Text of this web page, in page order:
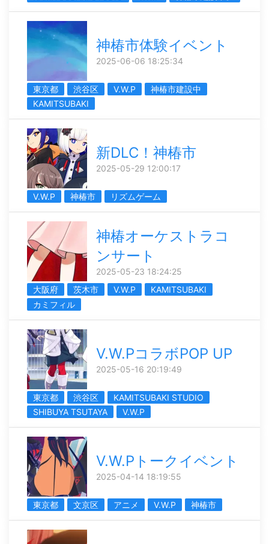
神椿市体験イベント
2025-06-06 18:25:34
東京都 渋谷区 V.W.P
神椿市建設中
KAMITSUBAKI
新DLC！神椿市
2025-05-29 12:00:17
V.W.P 神椿市 リズムゲーム
神椿オーケストラコ
ンサート
2025-05-23 18:24:25
大阪府
茨木市 V.W.P
KAMITSUBAKI
カミフィル
V.W.PコラボPOP UP
2025-05-16 20:19:49
東京都 渋谷区
KAMITSUBAKI STUDIO
SHIBUYA TSUTAYA
V.W.P
V.W.Pトークイベント
2025-04-14 18:19:55
東京都 文京区 アニメ V.W.P 神椿市